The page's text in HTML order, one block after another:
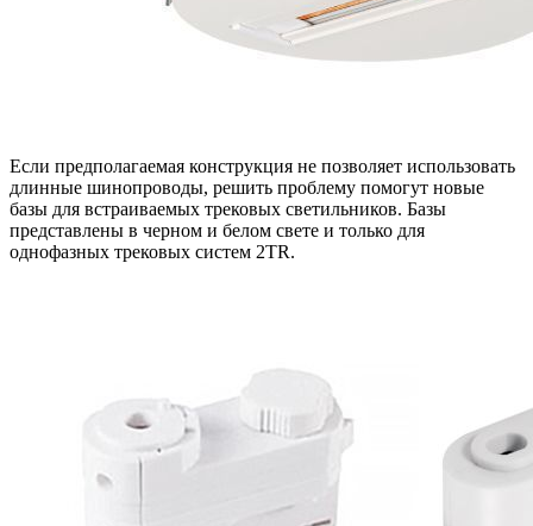
Если предполагаемая конструкция не позволяет использовать
длинные шинопроводы, решить проблему помогут новые
базы для встраиваемых трековых светильников. Базы
представлены в черном и белом свете и только для
однофазных трековых систем 2TR.